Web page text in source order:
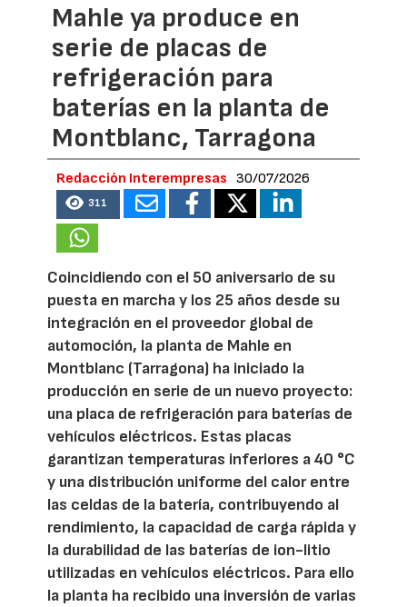
Mahle ya produce en
serie de placas de
refrigeración para
baterías en la planta de
Montblanc, Tarragona
Redacción Interempresas 30/07/2026
311
Coincidiendo con el 50 aniversario de su
puesta en marcha y los 25 años desde su
integración en el proveedor global de
automoción, la planta de Mahle en
Montblanc (Tarragona) ha iniciado la
producción en serie de un nuevo proyecto:
una placa de refrigeración para baterías de
vehículos eléctricos. Estas placas
garantizan temperaturas inferiores a 40 °C
y una distribución uniforme del calor entre
las celdas de la batería, contribuyendo al
rendimiento, la capacidad de carga rápida y
la durabilidad de las baterías de ion-litio
utilizadas en vehículos eléctricos. Para ello
la planta ha recibido una inversión de varias